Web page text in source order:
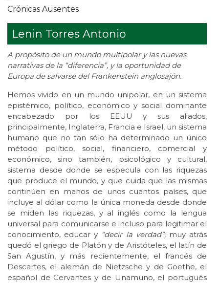
Crónicas Ausentes
Lenin Torres Antonio
A propósito de un mundo multipolar y las nuevas
narrativas de la “diferencia”, y la oportunidad de
Europa de salvarse del Frankenstein anglosajón.
Hemos vivido en un mundo unipolar, en un sistema
epistémico, político, económico y social dominante
encabezado por los EEUU y sus aliados,
principalmente, Inglaterra, Francia e Israel, un sistema
humano que no tan sólo ha determinado un único
método político, social, financiero, comercial y
económico, sino también, psicológico y cultural,
sistema desde donde se especula con las riquezas
que produce el mundo, y que cuida que las mismas
continúen en manos de unos cuantos países, que
incluye al dólar como la única moneda desde donde
se miden las riquezas, y al inglés como la lengua
universal para comunicarse e incluso para legitimar el
conocimiento, educar y “decir la verdad”;muy atrás
quedó el griego de Platón y de Aristóteles, el latín de
San Agustín, y más recientemente, el francés de
Descartes, el alemán de Nietzsche y de Goethe, el
español de Cervantes y de Unamuno, el portugués